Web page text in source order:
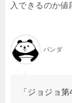
入できるのか値
パンダ
「ジョジョ